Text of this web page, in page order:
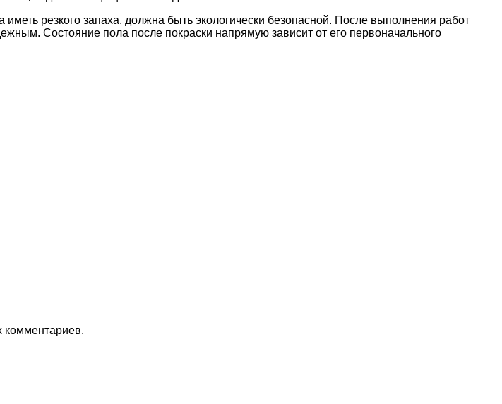
резкого запаха, должна быть экологически безопасной. После выполнения работ
Состояние пола после покраски напрямую зависит от его первоначального
комментариев.